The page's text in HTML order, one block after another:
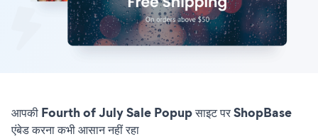
आपकी Fourth of July Sale Popup साइट पर ShopBase
एंबेड करना कभी आसान नहीं रहा